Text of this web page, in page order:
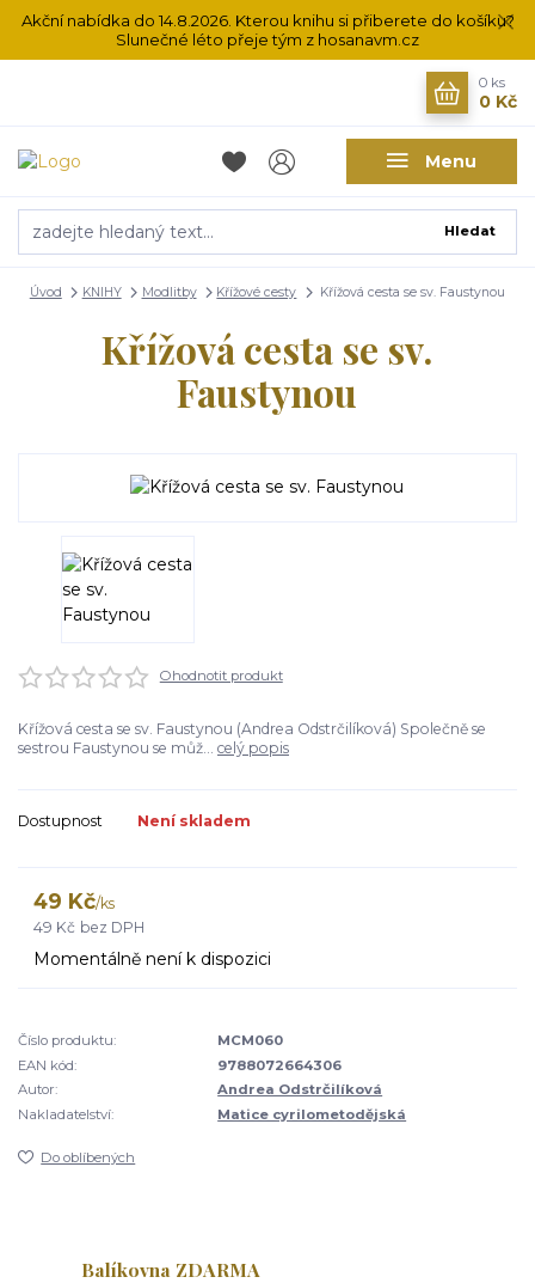
Akční nabídka do 14.8.2026. Kterou knihu si přiberete do košíku?
Slunečné léto přeje tým z hosanavm.cz
Menu
Hledat
0 ks
0 Kč
Úvod KNIHY Modlitby Křížové cesty Křížová cesta se sv. Faustynou
Křížová cesta se sv.
Faustynou
Ohodnotit produkt
Křížová cesta se sv. Faustynou (Andrea Odstrčilíková) Společně se
sestrou Faustynou se můž... celý popis
Dostupnost Není skladem
49 Kč/ks
49 Kč bez DPH
Momentálně není k dispozici
Číslo produktu:
MCM060
EAN kód:
9788072664306
Autor:
Andrea Odstrčilíková
Nakladatelství:
Matice cyrilometodějská
Do oblíbených
Balíkovna ZDARMA